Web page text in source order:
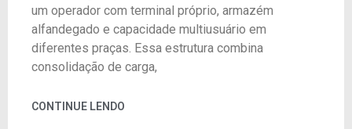
um operador com terminal próprio, armazém
alfandegado e capacidade multiusuário em
diferentes praças. Essa estrutura combina
consolidação de carga,
CONTINUE LENDO